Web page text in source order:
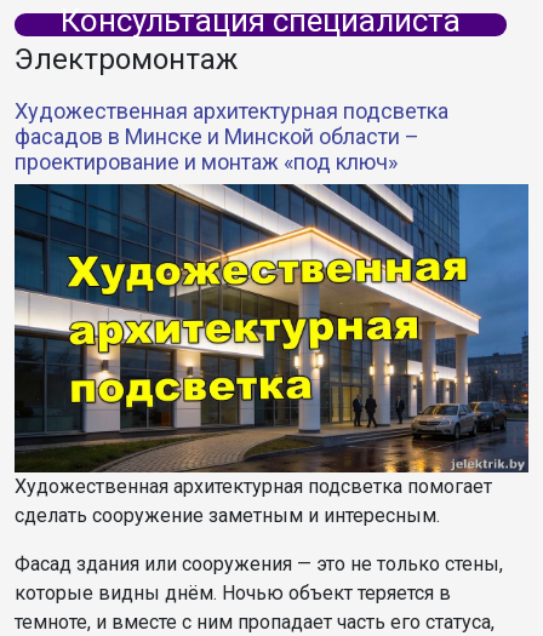
Консультация специалиста
Электромонтаж
Художественная архитектурная подсветка
фасадов в Минске и Минской области –
проектирование и монтаж «под ключ»
Художественная архитектурная подсветка помогает
сделать сооружение заметным и интересным.
Фасад здания или сооружения — это не только стены,
которые видны днём. Ночью объект теряется в
темноте, и вместе с ним пропадает часть его статуса,